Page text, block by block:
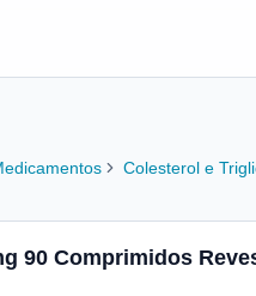
Colesterol e
90 Comprimidos